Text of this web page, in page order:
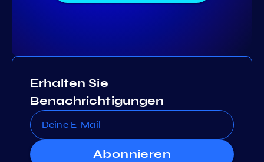
Erhalten Sie
Benachrichtigungen
Abonnieren